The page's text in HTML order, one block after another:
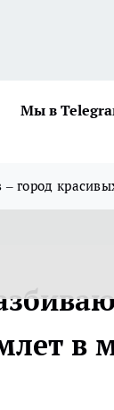
Мы в
– город
в